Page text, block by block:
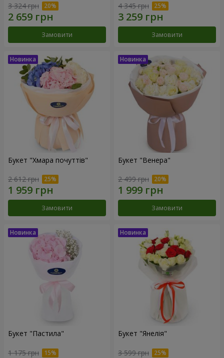
3 324 грн
Замовити
4 345 грн
Замовити
Букет "Хмара почуттів"
2 612 грн
Замовити
Букет "Венера"
2 499 грн
Замовити
Букет "Пастила"
1 175 грн
Букет "Янелія"
3 599 грн